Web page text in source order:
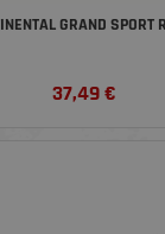
GRAND SPORT
37,49€